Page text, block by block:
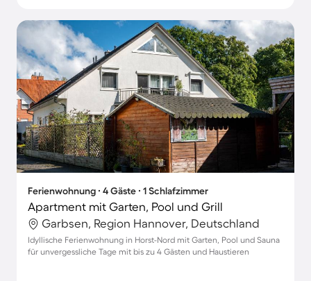
Ferienwohnung ∙ 4 Gäste ∙ 1 Schlafzimmer
Apartment mit Garten, Pool und Grill
Garbsen, Region Hannover, Deutschland
Idyllische Ferienwohnung in Horst-Nord mit Garten, Pool und Sauna
für unvergessliche Tage mit bis zu 4 Gästen und Haustieren